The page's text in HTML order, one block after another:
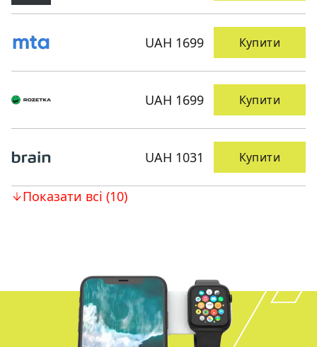
UAH 1699 Купити
UAH 1699 Купити
UAH 1031 Купити
Показати всі (10)